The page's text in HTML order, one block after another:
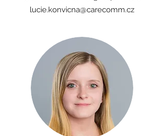
lucie.konvicna@carecomm.cz